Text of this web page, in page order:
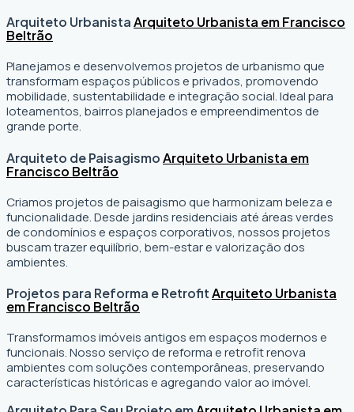
Arquiteto UrbanistaArquiteto Urbanista em Francisco
Beltrão
Planejamos e desenvolvemos projetos de urbanismo que
transformam espaços públicos e privados, promovendo
mobilidade, sustentabilidade e integração social. Ideal para
loteamentos, bairros planejados e empreendimentos de
grande porte.
Arquiteto de PaisagismoArquiteto Urbanista em
Francisco Beltrão
Criamos projetos de paisagismo que harmonizam beleza e
funcionalidade. Desde jardins residenciais até áreas verdes
de condomínios e espaços corporativos, nossos projetos
buscam trazer equilíbrio, bem-estar e valorização dos
ambientes.
Projetos para Reforma e RetrofitArquiteto Urbanista
em Francisco Beltrão
Transformamos imóveis antigos em espaços modernos e
funcionais. Nosso serviço de reforma e retrofit renova
ambientes com soluções contemporâneas, preservando
características históricas e agregando valor ao imóvel.